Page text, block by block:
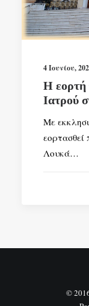
4 Ιουνίου,
Η εορτή
Ιατρού
Με
Λουκά…
©